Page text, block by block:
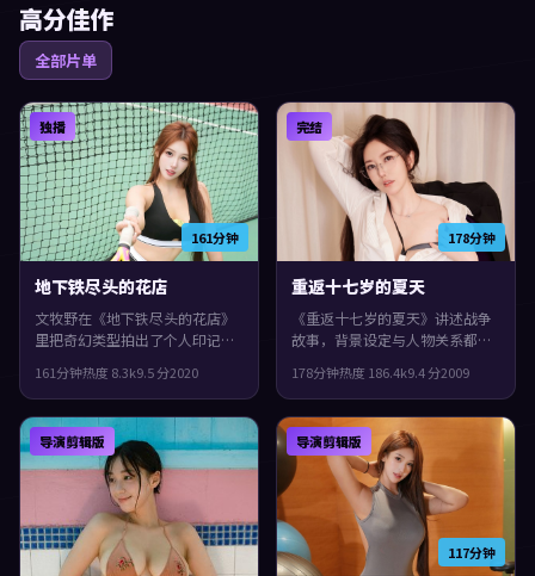
高分佳作
全部片单
161分钟
独播
地下铁尽头的花店
文牧野在《地下铁尽头的花店》
里把奇幻类型拍出了个人印记：
众见面。主演包括苍井优、章子
怡、蒂尔达·斯文顿。真相像洋
葱一样被层层剥开，观感紧凑，
值得推荐。
161分钟热度 8.3k9.5分2020
178分钟
完结
重返十七岁的夏天
《重返十七岁的夏天》讲述战争
故事，背景设定与人物关系都紧
上映，洪常秀执导，安藤樱、长
泽雅美、文淇领衔。影片在类型
框架里仍保留了作者表达，一场
意外把原本平行的人生拧在一
起。
178分钟热度 186.4k9.4分2009
导演剪辑版
117分钟
导演剪辑版